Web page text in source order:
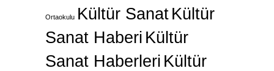
Ortaokulu Kültür SanatKültür
Sanat Haberi Kültür
Sanat Haberleri Kültür